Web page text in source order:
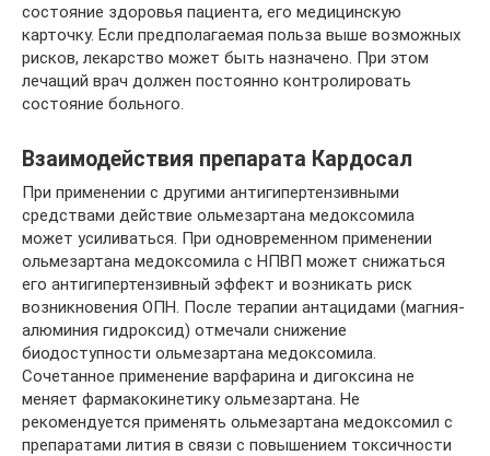
состояние здоровья пациента, его медицинскую
карточку. Если предполагаемая польза выше возможных
рисков, лекарство может быть назначено. При этом
лечащий врач должен постоянно контролировать
состояние больного.
Взаимодействия препарата Кардосал
При применении с другими антигипертензивными
средствами действие ольмезартана медоксомила
может усиливаться. При одновременном применении
ольмезартана медоксомила с НПВП может снижаться
его антигипертензивный эффект и возникать риск
возникновения ОПН. После терапии антацидами (магния-
алюминия гидроксид) отмечали снижение
биодоступности ольмезартана медоксомила.
Сочетанное применение варфарина и дигоксина не
меняет фармакокинетику ольмезартана. Не
рекомендуется применять ольмезартана медоксомил с
препаратами лития в связи с повышением токсичности